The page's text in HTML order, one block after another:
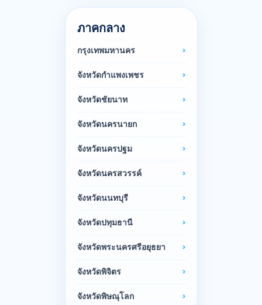
ภาคกลาง
กรุงเทพมหานคร
จังหวัดกำแพงเพชร
จังหวัดชัยนาท
จังหวัดนครนายก
จังหวัดนครปฐม
จังหวัดนครสวรรค์
จังหวัดนนทบุรี
จังหวัดปทุมธานี
จังหวัดพระนครศรีอยุธยา
จังหวัดพิจิตร
จังหวัดพิษณุโลก